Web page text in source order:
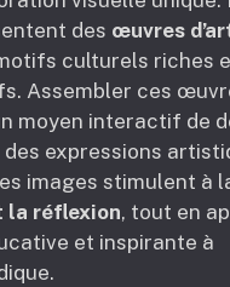
des œuvres
culturels riches
Assembler ces
moyen interactif de
expressions
images stimulent à
la réflexion, tout en
et inspirante à